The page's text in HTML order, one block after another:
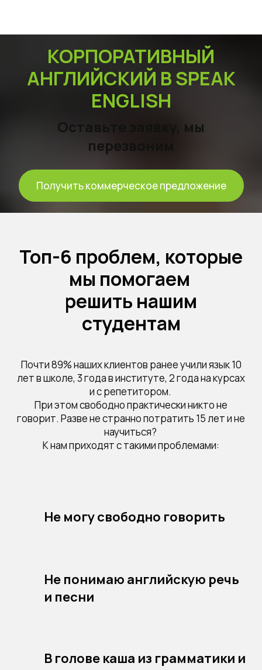
КОРПОРАТИВНЫЙ
АНГЛИЙСКИЙ В SPEAK
ENGLISH
Оставьте заявку, мы
перезвоним
Получить коммерческое предложение
Топ-6 проблем, которые
мы помогаем
решить нашим
студентам
Почти 89% наших клиентов ранее учили язык 10
лет в школе, 3 года в институте, 2 года на курсах
и с репетитором.
При этом свободно практически никто не
говорит. Разве не странно потратить 15 лет и не
научиться?
К нам приходят с такими проблемами:
Не могу свободно говорить
Не понимаю английскую речь
и песни
В голове каша из грамматики и